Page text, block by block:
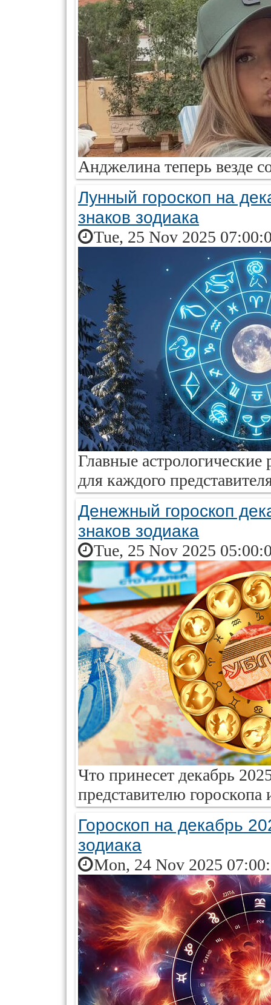
Анджелина теперь везде
Лунный гороскоп на
знаков зодиака
Tue, 25 Nov 2025
Главные
для каждого
Денежный гороскоп
знаков зодиака
Tue, 25 Nov 2025
Что принесет декабрь
представителю гороскопа
Гороскоп на декабрь
зодиака
Mon, 24 Nov 2025